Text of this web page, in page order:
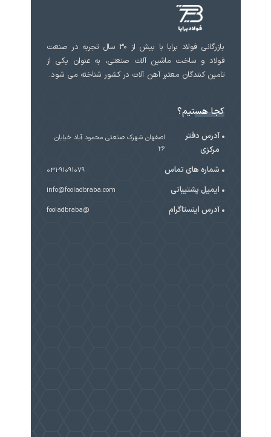
بازرگانی فولاد برابا با بیش از 30 سال تجربه در صنعت
فولاد و ساخت ماشین آلات صنعتی، به عنوان یکی از
تامین کنندگان معتبر آهن آلات در کشور شناخته می شود.
کجا هستیم؟
آدرس دفتر
مرکزی
اصفهان شهرک صنعتی محمود آباد خیابان
۲۶
شماره های تماس 031-91091079
ایمیل پشتیبانی info@fooladbraba.com
آدرس اینستاگرام @fooladbraba